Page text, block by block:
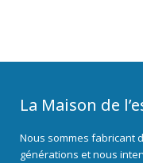
La Maison de
Nous sommes fabricant
générations et nous